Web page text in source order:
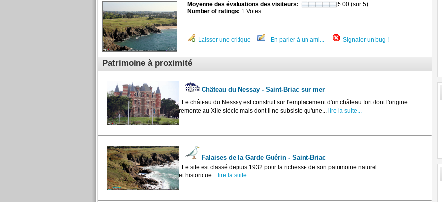
Moyenne des évaluations des visiteurs:
5.00 (sur 5)
Number of ratings: 1 Votes
Laisser une critique En parler à un ami... Signaler un bug !
Patrimoine à proximité
Château du Nessay - Saint-Briac sur mer
Le château du Nessay est construit sur l'emplacement d'un château fort dont l'origine
remonte au XIIe siècle mais dont il ne subsiste qu'une... lire la suite...
Falaises de la Garde Guérin - Saint-Briac
Le site est classé depuis 1932 pour la richesse de son patrimoine naturel
et historique... lire la suite...